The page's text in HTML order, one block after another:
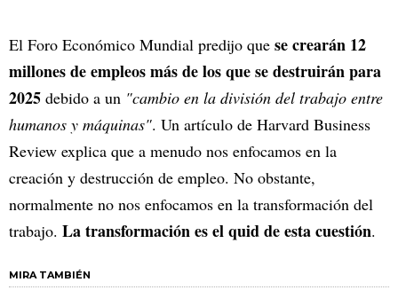
El Foro Económico Mundial predijo que se crearán 12
millones de empleos más de los que se destruirán para
2025 debido a un "cambio en la división del trabajo entre
humanos y máquinas". Un artículo de Harvard Business
Review explica que a menudo nos enfocamos en la
creación y destrucción de empleo. No obstante,
normalmente no nos enfocamos en la transformación del
trabajo. La transformación es el quid de esta cuestión.
MIRA TAMBIÉN